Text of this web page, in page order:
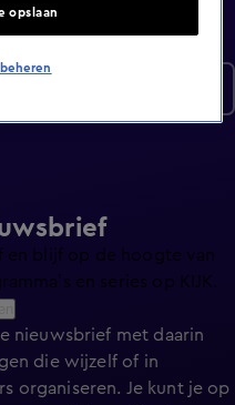
en blijf op de hoogte van
en series op KIJK.
nieuwsbrief met daarin
die wijzelf of in
organiseren. Je kunt je op
opslaan